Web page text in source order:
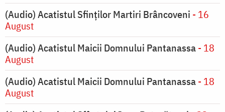
(Audio) Acatistul Sfinților Martiri Brâncoveni - 16
August
(Audio) Acatistul Maicii Domnului Pantanassa- 18
August
(Audio) Acatistul Maicii Domnului Pantanassa- 18
August